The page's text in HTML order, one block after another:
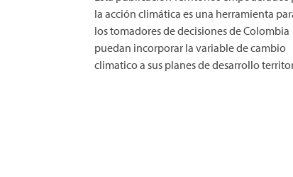
la acción climática es una herramienta
los tomadores de decisiones de Colombia
puedan incorporar la variable de cambio
climatico a sus planes de desarrollo